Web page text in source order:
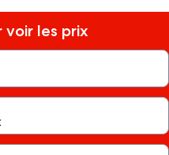
voir les prix